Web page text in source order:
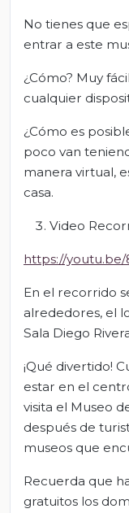
No tienes que
entrar a este
¿Cómo? Muy
cualquier
¿Cómo es
poco van
manera virtual,
casa.
Video
https://youtu.be/
En el recorrido
alrededores, el
Sala Diego
¡Qué divertido!
estar en el
visita el Museo
después de
museos que
Recuerda que
gratuitos los